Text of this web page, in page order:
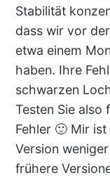
Stabilität
dass wir vor
etwa einem
haben. Ihre
schwarzen
Testen Sie also
Fehler 🙂 Mir
Version
frühere